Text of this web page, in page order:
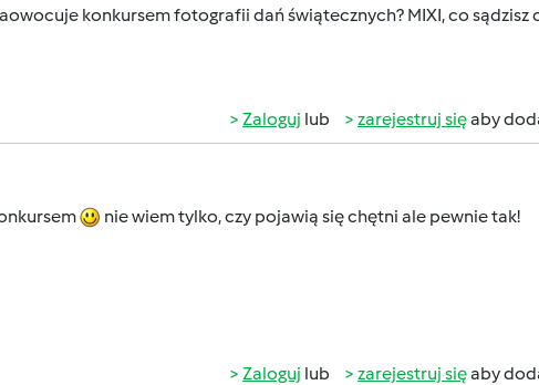
konkursem fotografii dań świątecznych? MIXI, co sądzisz
Zaloguj lub zarejestruj sięaby
nie wiem tylko, czy pojawią się chętni ale pewnie tak!
Zaloguj lub zarejestruj sięaby